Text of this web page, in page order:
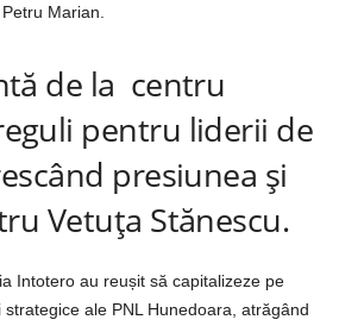
Marian.
de la centru
pentru liderii de
presiunea și
Vetuța Stănescu.
Intotero au reușit să capitalizeze pe
ale PNL Hunedoara, atrăgând